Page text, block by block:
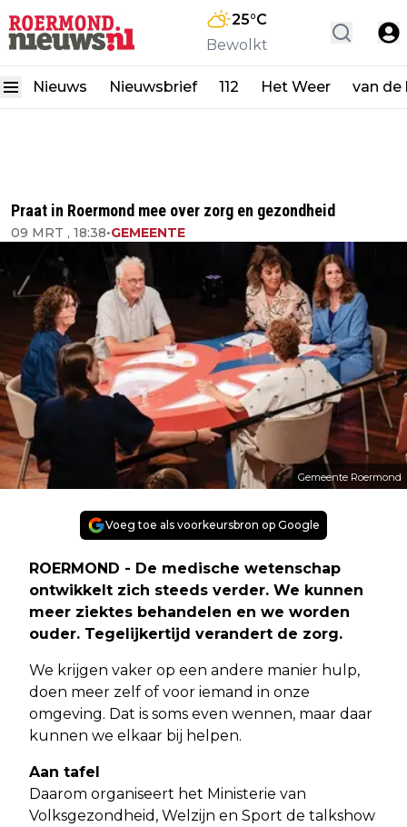
25°C
Bewolkt
Nieuws Nieuwsbrief 112 Het Weer van de
Praat in Roermond mee over zorg en gezondheid
09 MRT , 18:38•GEMEENTE
Gemeente Roermond
Voeg toe als voorkeursbron op Google
ROERMOND - De medische wetenschap
ontwikkelt zich steeds verder. We kunnen
meer ziektes behandelen en we worden
ouder. Tegelijkertijd verandert de zorg.
We krijgen vaker op een andere manier hulp,
doen meer zelf of voor iemand in onze
omgeving. Dat is soms even wennen, maar daar
kunnen we elkaar bij helpen.
Aan tafel
Daarom organiseert het Ministerie van
Volksgezondheid, Welzijn en Sport de talkshow